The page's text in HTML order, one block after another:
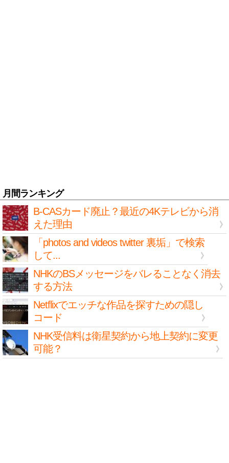
月間ランキング
B-CASカード廃止？最近の4Kテレビから消
えた理由
「photos and videos twitter 裏垢」で検索
して...
NHKのBSメッセージをバレることなく消去
する方法
Netflixでエッチな作品を探すための隠し
コード
NHK受信料は衛星契約から地上契約に変更
可能？